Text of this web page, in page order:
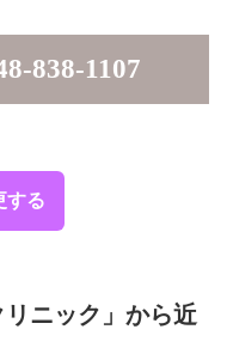
する
838-1107
リニック」から近